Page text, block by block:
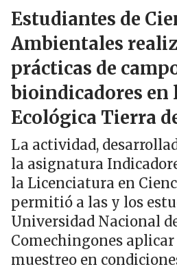
Estudiantes de
Ambientales
prácticas de
bioindicadores en
Ecológica Tierra
La actividad,
la asignatura
la Licenciatura en
permitió a las y los
Universidad Nacional
Comechingones aplicar
muestreo en